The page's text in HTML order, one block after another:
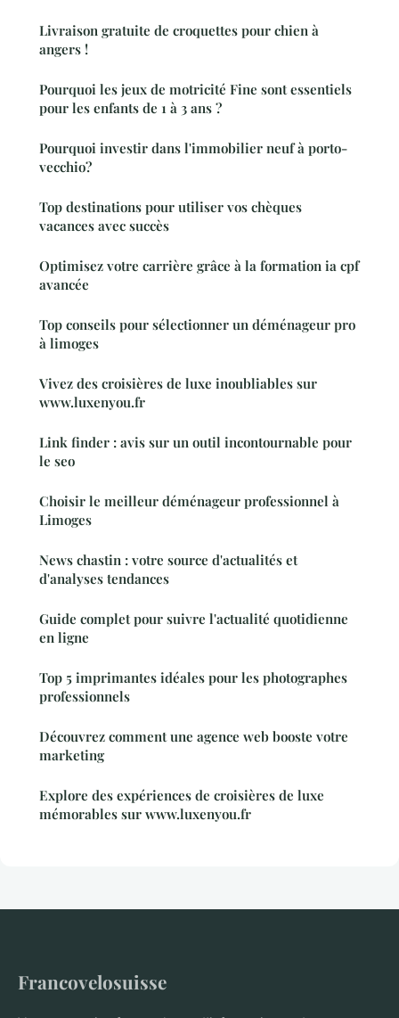
Livraison gratuite de croquettes pour chien à
angers !
Pourquoi les jeux de motricité Fine sont essentiels
pour les enfants de 1 à 3 ans ?
Pourquoi investir dans l'immobilier neuf à porto-
vecchio?
Top destinations pour utiliser vos chèques
vacances avec succès
Optimisez votre carrière grâce à la formation ia cpf
avancée
Top conseils pour sélectionner un déménageur pro
à limoges
Vivez des croisières de luxe inoubliables sur
www.luxenyou.fr
Link finder : avis sur un outil incontournable pour
le seo
Choisir le meilleur déménageur professionnel à
Limoges
News chastin : votre source d'actualités et
d'analyses tendances
Guide complet pour suivre l'actualité quotidienne
en ligne
Top 5 imprimantes idéales pour les photographes
professionnels
Découvrez comment une agence web booste votre
marketing
Explore des expériences de croisières de luxe
mémorables sur www.luxenyou.fr
Francovelosuisse